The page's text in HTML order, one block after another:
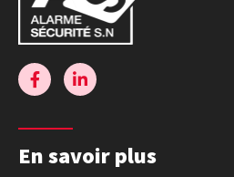
En savoir plus